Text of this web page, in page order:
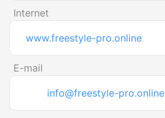
Internet
www.freestyle-pro.online
E-mail
info@freestyle-pro.online